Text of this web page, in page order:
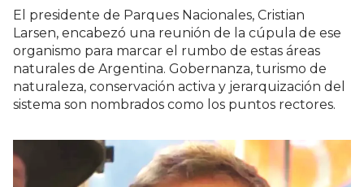
El presidente de Parques Nacionales, Cristian
Larsen, encabezó una reunión de la cúpula de ese
organismo para marcar el rumbo de estas áreas
naturales de Argentina. Gobernanza, turismo de
naturaleza, conservación activa y jerarquización del
sistema son nombrados como los puntos rectores.